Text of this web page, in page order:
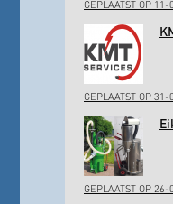
GEPLAATST OP
GEPLAATST OP
GEPLAATST OP